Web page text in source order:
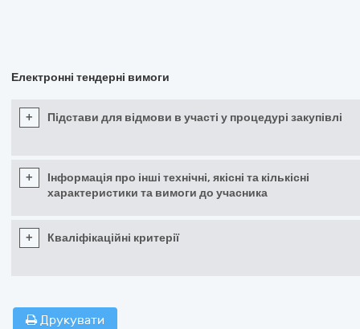
Електронні тендерні вимоги
+ Підстави для відмови в участі у процедурі закупівлі
+
Інформація про інші технічні, якісні та кількісні
характеристики та вимоги до учасника
+ Кваліфікаційні критерії
Друкувати